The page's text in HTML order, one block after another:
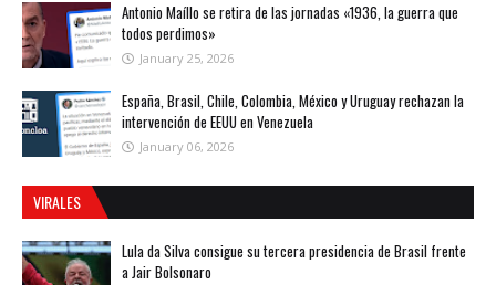
Antonio Maíllo se retira de las jornadas «1936, la guerra que
todos perdimos»
January 25, 2026
España, Brasil, Chile, Colombia, México y Uruguay rechazan la
intervención de EEUU en Venezuela
January 06, 2026
VIRALES
Lula da Silva consigue su tercera presidencia de Brasil frente
a Jair Bolsonaro